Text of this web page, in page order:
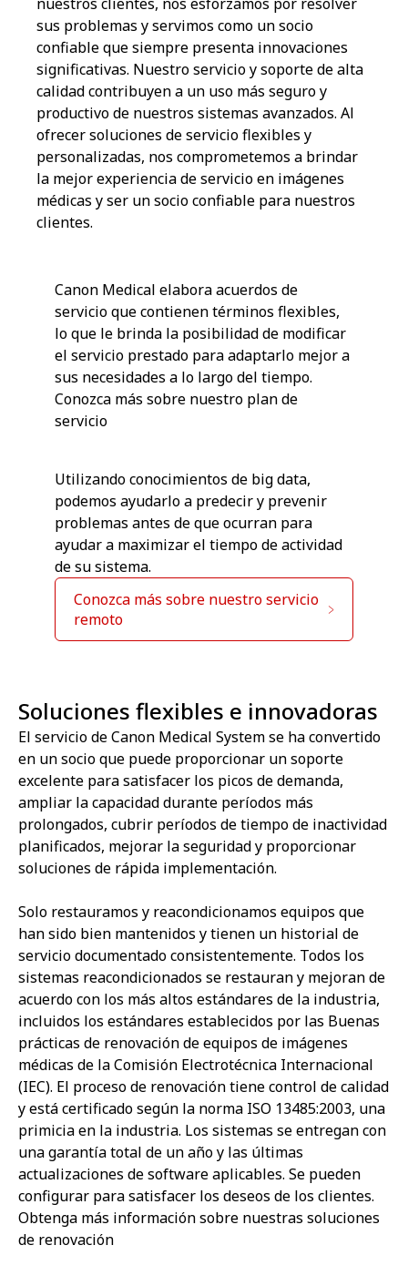
sus problemas y servimos como un socio
confiable que siempre presenta innovaciones
significativas. Nuestro servicio y soporte de alta
calidad contribuyen a un uso más seguro y
productivo de nuestros sistemas avanzados. Al
ofrecer soluciones de servicio flexibles y
personalizadas, nos comprometemos a brindar
la mejor experiencia de servicio en imágenes
médicas y ser un socio confiable para nuestros
clientes.
Canon Medical elabora acuerdos de
servicio que contienen términos flexibles,
lo que le brinda la posibilidad de modificar
el servicio prestado para adaptarlo mejor a
sus necesidades a lo largo del tiempo.
Conozca más sobre nuestro plan de
servicio
Utilizando conocimientos de big data,
podemos ayudarlo a predecir y prevenir
problemas antes de que ocurran para
ayudar a maximizar el tiempo de actividad
de su sistema.
Conozca más sobre nuestro servicio
remoto
Soluciones flexibles e innovadoras
El servicio de Canon Medical System se ha convertido
en un socio que puede proporcionar un soporte
excelente para satisfacer los picos de demanda,
ampliar la capacidad durante períodos más
prolongados, cubrir períodos de tiempo de inactividad
planificados, mejorar la seguridad y proporcionar
soluciones de rápida implementación.
Solo restauramos y reacondicionamos equipos que
han sido bien mantenidos y tienen un historial de
servicio documentado consistentemente. Todos los
sistemas reacondicionados se restauran y mejoran de
acuerdo con los más altos estándares de la industria,
incluidos los estándares establecidos por las Buenas
prácticas de renovación de equipos de imágenes
médicas de la Comisión Electrotécnica Internacional
(IEC). El proceso de renovación tiene control de calidad
y está certificado según la norma ISO 13485:2003, una
primicia en la industria. Los sistemas se entregan con
una garantía total de un año y las últimas
actualizaciones de software aplicables. Se pueden
configurar para satisfacer los deseos de los clientes.
Obtenga más información sobre nuestras soluciones
de renovación